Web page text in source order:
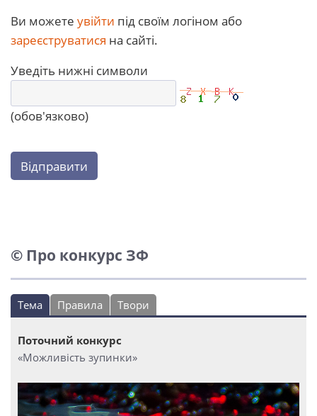
Ви можете увійти під своїм логіном або
зареєструватися на сайті.
Уведіть нижні символи
(обов'язково)
Відправити
© Про конкурс ЗФ
Тема Правила Твори
Поточний конкурс
«Можливість зупинки»